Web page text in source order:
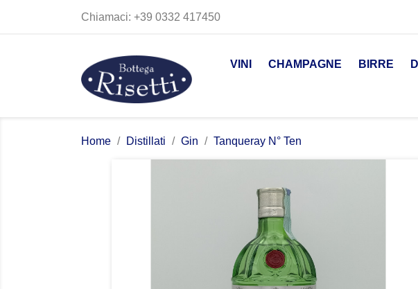
Chiamaci: +39 0332 417450
VINI CHAMPAGNE BIRRE
Home Distillati Gin Tanqueray N° Ten